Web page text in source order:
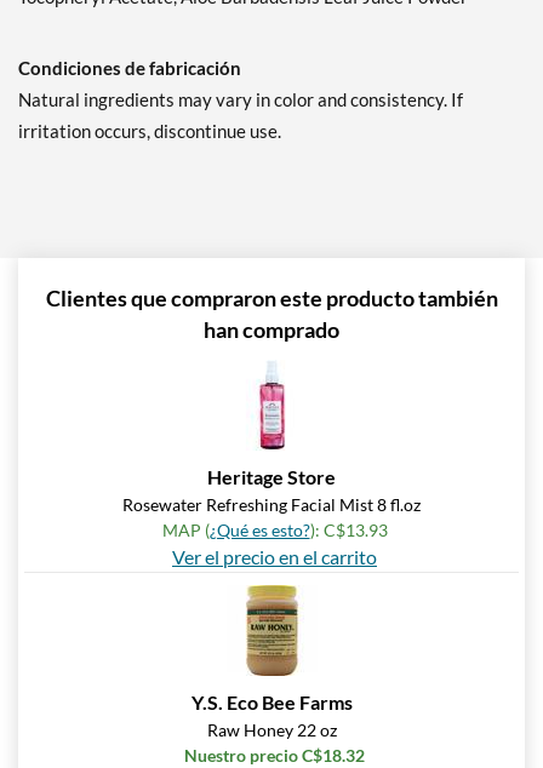
Condiciones de fabricación
Natural ingredients may vary in color and consistency. If
irritation occurs, discontinue use.
Clientes que compraron este producto también
han comprado
Heritage Store
Rosewater Refreshing Facial Mist 8 fl.oz
MAP (¿Qué es esto?): C$13.93
Ver el precio en el carrito
Y.S. Eco Bee Farms
Raw Honey 22 oz
Nuestro precio C$18.32